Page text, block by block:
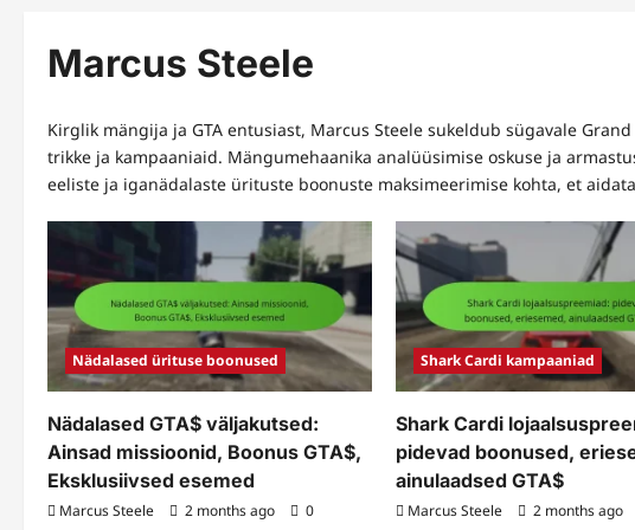
Marcus Steele
Kirglik mängija ja GTA entusiast, Marcus Steele sukeldub sügavale
trikke ja kampaaniaid. Mängumehaanika analüüsimise oskuse ja
eeliste ja iganädalaste ürituste boonuste maksimeerimise kohta, et
Nädalased ürituse boonused
Nädalased GTA$ väljakutsed:
Ainsad missioonid, Boonus GTA$,
Eksklusiivsed esemed
Marcus Steele 2 months ago 0
Shark Cardi kampaaniad
Shark Cardi
pidevad boonused,
ainulaadsed GTA$
Marcus Steele 2 months ago